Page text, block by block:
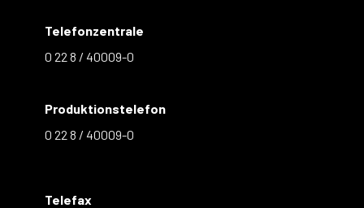
Telefonzentrale
0 22 8 / 40009-0
Produktionstelefon
0 22 8 / 40009-0
Telefax